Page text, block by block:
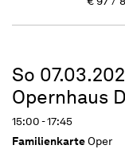
So
Opernhaus
15:00 - 17:45
FamilienkarteOper